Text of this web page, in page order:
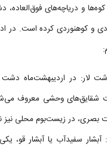
و دریاچه‌های فوق‌العاده،
و کوهنوردی کرده است. در
لار: در اردیبهشت‌ماه دشت
شقایق‌های وحشی معروف
بصری، در زیست‌بوم محلی
آبشار سفیدآب یا آبشار قو،